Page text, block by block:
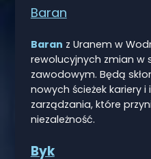
Baran
Baran z Uranem w
rewolucyjnych zmian w
zawodowym. Będą
nowych ścieżek kariery
zarządzania, które
niezależność.
Byk